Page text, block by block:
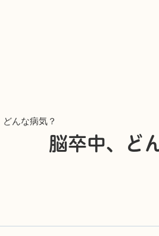
どんな病気？
脳卒中、ど